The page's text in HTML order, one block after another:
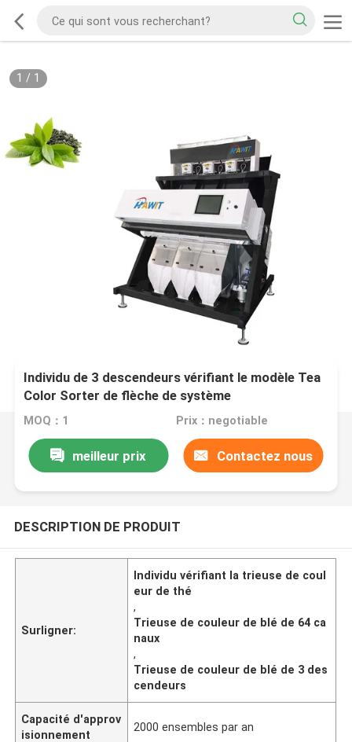
1 / 1
Individu de 3 descendeurs vérifiant le modèle Tea
Color Sorter de flèche de système
MOQ：1 Prix：negotiable
meilleur prix Contactez nous
DESCRIPTION DE PRODUIT
Surligner:
Individu vérifiant la trieuse de coul
eur de thé
,
Trieuse de couleur de blé de 64 ca
naux
,
Trieuse de couleur de blé de 3 des
cendeurs
Capacité d'approv
isionnement
2000 ensembles par an